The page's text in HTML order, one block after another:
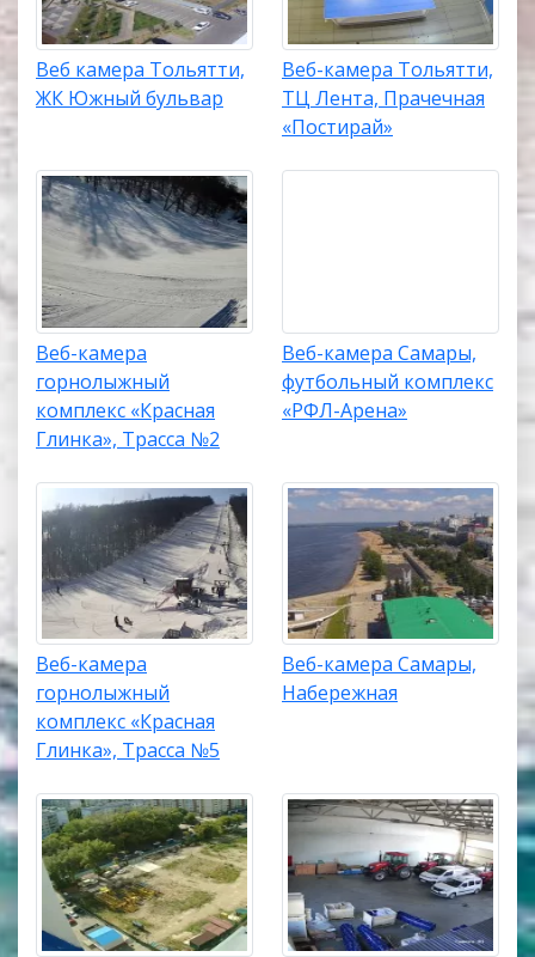
Веб камера Тольятти,
ЖК Южный бульвар
Веб-камера Тольятти,
ТЦ Лента, Прачечная
«Постирай»
Веб-камера
горнолыжный
комплекс «Красная
Глинка», Трасса №2
Веб-камера Самары,
футбольный комплекс
«РФЛ-Арена»
Веб-камера
горнолыжный
комплекс «Красная
Глинка», Трасса №5
Веб-камера Самары,
Набережная